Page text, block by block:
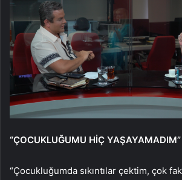
“ÇOCUKLUĞUMU HİÇ YAŞAYAMADIM”
“Çocukluğumda sıkıntılar çektim, çok